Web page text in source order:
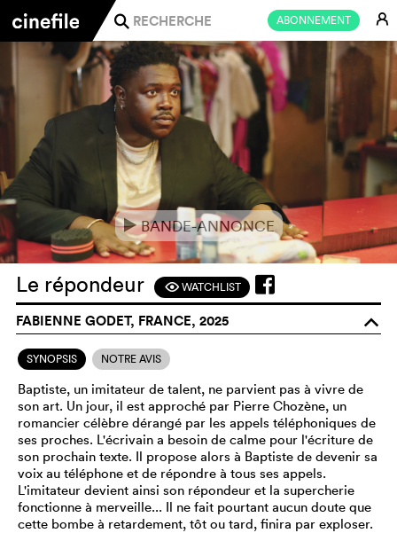
ABONNEMENT E
j
eBANDE-ANNONCE
Le répondeur FWATCHLIST
FABIENNE GODET, FRANCE, 2025 o
SYNOPSIS NOTRE AVIS
Baptiste, un imitateur de talent, ne parvient pas à vivre de
son art. Un jour, il est approché par Pierre Chozène, un
romancier célèbre dérangé par les appels téléphoniques de
ses proches. L'écrivain a besoin de calme pour l'écriture de
son prochain texte. Il propose alors à Baptiste de devenir sa
voix au téléphone et de répondre à tous ses appels.
L'imitateur devient ainsi son répondeur et la supercherie
fonctionne à merveille... Il ne fait pourtant aucun doute que
cette bombe à retardement, tôt ou tard, finira par exploser.